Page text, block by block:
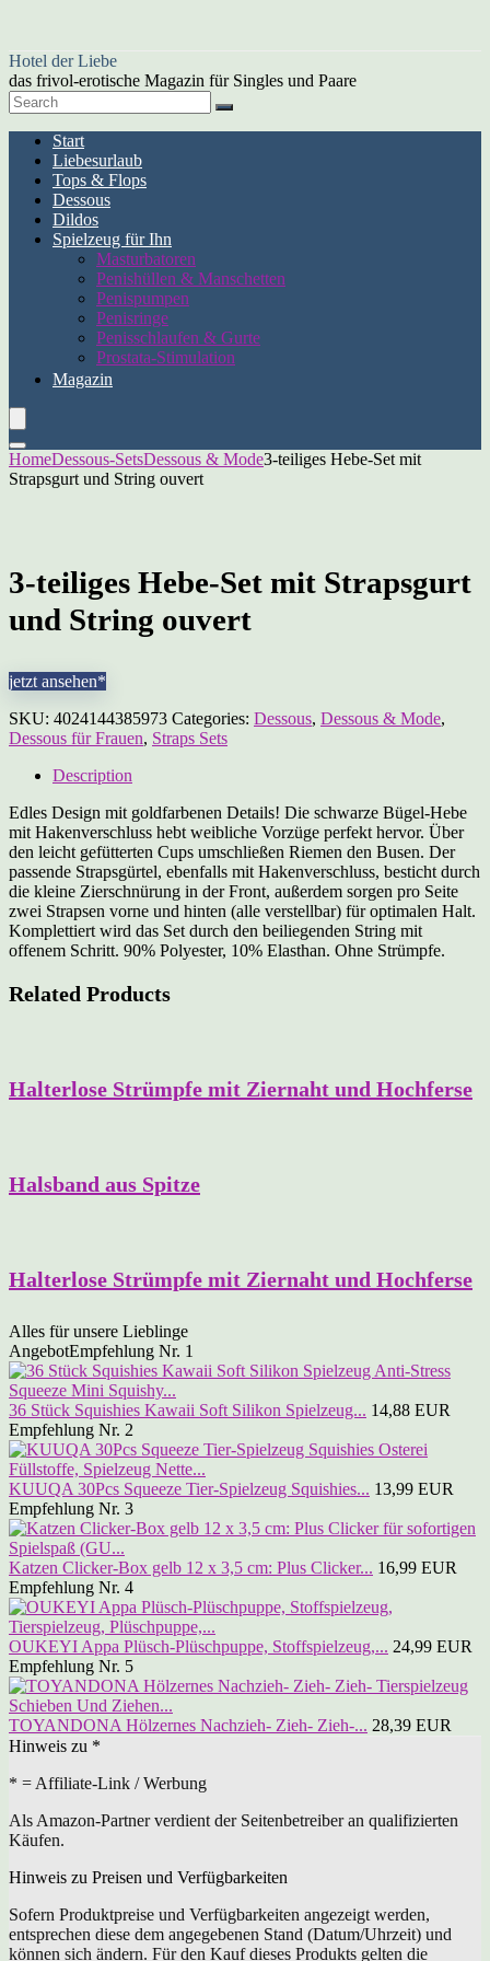
Hotel der Liebe
das frivol-erotische Magazin für Singles und Paare
Start
Liebesurlaub
Tops & Flops
Dessous
Dildos
Spielzeug für Ihn
Masturbatoren
Penishüllen & Manschetten
Penispumpen
Penisringe
Penisschlaufen & Gurte
Prostata-Stimulation
Magazin
HomeDessous-SetsDessous & Mode3-teiliges Hebe-Set mit
Strapsgurt und String ouvert
3-teiliges Hebe-Set mit Strapsgurt
und String ouvert
jetzt ansehen*
SKU: 4024144385973 Categories: Dessous, Dessous & Mode,
Dessous für Frauen, Straps Sets
Description
Edles Design mit goldfarbenen Details! Die schwarze Bügel-Hebe
mit Hakenverschluss hebt weibliche Vorzüge perfekt hervor. Über
den leicht gefütterten Cups umschließen Riemen den Busen. Der
passende Strapsgürtel, ebenfalls mit Hakenverschluss, besticht durch
die kleine Zierschnürung in der Front, außerdem sorgen pro Seite
zwei Strapsen vorne und hinten (alle verstellbar) für optimalen Halt.
Komplettiert wird das Set durch den beiliegenden String mit
offenem Schritt. 90% Polyester, 10% Elasthan. Ohne Strümpfe.
Related Products
Halterlose Strümpfe mit Ziernaht und Hochferse
Halsband aus Spitze
Halterlose Strümpfe mit Ziernaht und Hochferse
Alles für unsere Lieblinge
AngebotEmpfehlung Nr. 1
36 Stück Squishies Kawaii Soft Silikon Spielzeug... 14,88 EUR
Empfehlung Nr. 2
KUUQA 30Pcs Squeeze Tier-Spielzeug Squishies... 13,99 EUR
Empfehlung Nr. 3
Katzen Clicker-Box gelb 12 x 3,5 cm: Plus Clicker... 16,99 EUR
Empfehlung Nr. 4
OUKEYI Appa Plüsch-Plüschpuppe, Stoffspielzeug,... 24,99 EUR
Empfehlung Nr. 5
TOYANDONA Hölzernes Nachzieh- Zieh- Zieh-... 28,39 EUR
Hinweis zu *
* = Affiliate-Link / Werbung
Als Amazon-Partner verdient der Seitenbetreiber an qualifizierten
Käufen.
Hinweis zu Preisen und Verfügbarkeiten
Sofern Produktpreise und Verfügbarkeiten angezeigt werden,
entsprechen diese dem angegebenen Stand (Datum/Uhrzeit) und
können sich ändern. Für den Kauf dieses Produkts gelten die